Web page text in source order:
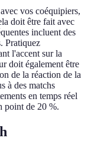
vos coéquipiers,
doit être fait avec
incluent des
Pratiquez
l'accent sur la
doit également être
de la réaction de la
à des matchs
en temps réel
point de 20 %.